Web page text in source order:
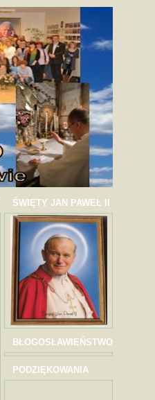
ŚWIĘTY JAN PAWEŁ II
BŁOGOSŁAWIEŃSTWO
PODZIĘKOWANIA